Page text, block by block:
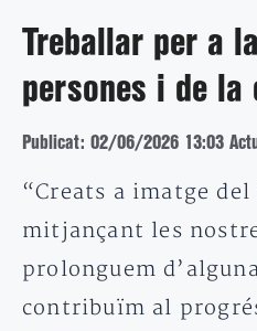
Treballar per a
persones i de la
Publicat: 02/06/2026 13:03
“Creats a imatge del
mitjançant les
prolonguem
contribuïm al